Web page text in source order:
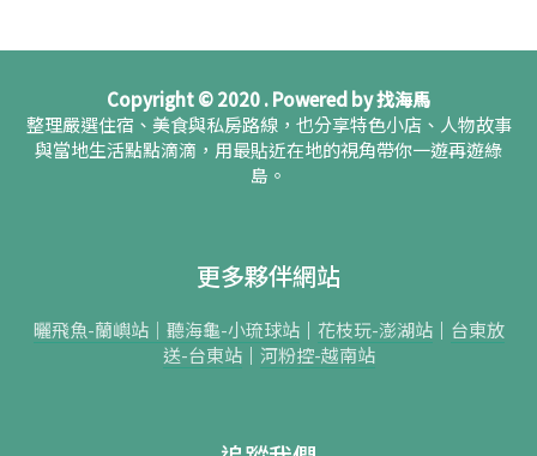
Copyright © 2020 . Powered by 找海馬
整理嚴選住宿、美食與私房路線，也分享特色小店、人物故事
與當地生活點點滴滴，用最貼近在地的視角帶你一遊再遊綠
島。
更多夥伴網站
曬飛魚-蘭嶼站｜ 聽海龜-小琉球站｜ 花枝玩-澎湖站｜ 台東放
送-台東站｜ 河粉控-越南站